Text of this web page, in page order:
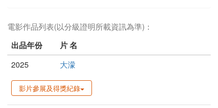
電影作品列表(以分級證明所載資訊為準)：
出品年份
片 名
2025
大濛
影片參展及得獎紀錄